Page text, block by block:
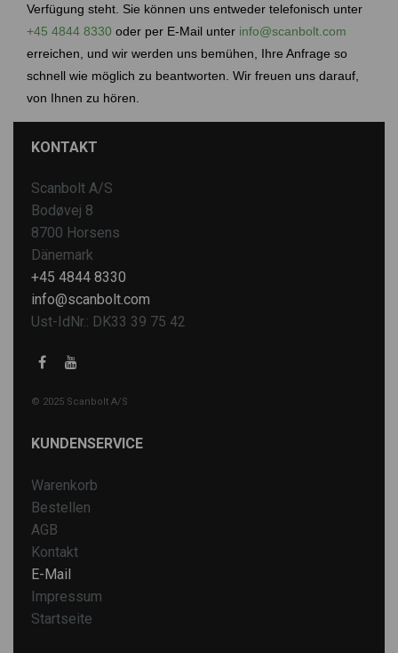
Verfügung steht. Sie können uns entweder telefonisch unter
+45 4844 8330 oder per E-Mail unter info@scanbolt.com
erreichen, und wir werden uns bemühen, Ihre Anfrage so
schnell wie möglich zu beantworten. Wir freuen uns darauf,
von Ihnen zu hören.
KONTAKT
Scanbolt A/S
Bodøvej 8
8700 Horsens
Dänemark
+45 4844 8330
info@scanbolt.com
Ust-IdNr.: DK33 39 75 42
© 2025 Scanbolt A/S
KUNDENSERVICE
Warenkorb
Bestellen
AGB
Kontakt
E-Mail
Impressum
Startseite